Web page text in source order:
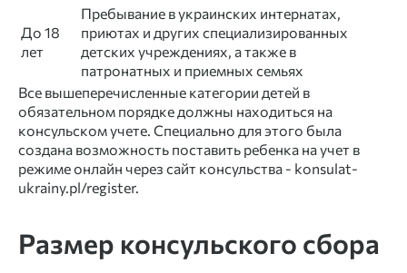
До 18
лет
Пребывание в украинских интернатах,
приютах и других специализированных
детских учреждениях, а также в
патронатных и приемных семьях
Все вышеперечисленные категории детей в
обязательном порядке должны находиться на
консульском учете. Специально для этого была
создана возможность поставить ребенка на учет в
режиме онлайн через сайт консульства - konsulat-
ukrainy.pl/register.
Размер консульского сбора